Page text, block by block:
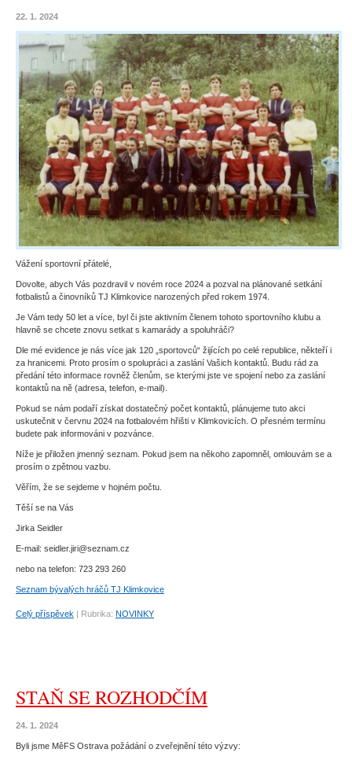
22. 1. 2024
Vážení sportovní přátelé,
Dovolte, abych Vás pozdravil v novém roce 2024 a pozval na plánované setkání
fotbalistů a činovníků TJ Klimkovice narozených před rokem 1974.
Je Vám tedy 50 let a více, byl či jste aktivním členem tohoto sportovního klubu a
hlavně se chcete znovu setkat s kamarády a spoluhráči?
Dle mé evidence je nás více jak 120 „sportovců“ žijících po celé republice, někteří i
za hranicemi. Proto prosím o spolupráci a zaslání Vašich kontaktů. Budu rád za
předání této informace rovněž členům, se kterými jste ve spojení nebo za zaslání
kontaktů na ně (adresa, telefon, e-mail).
Pokud se nám podaří získat dostatečný počet kontaktů, plánujeme tuto akci
uskutečnit v červnu 2024 na fotbalovém hřišti v Klimkovicích. O přesném termínu
budete pak informováni v pozvánce.
Níže je přiložen jmenný seznam. Pokud jsem na někoho zapomněl, omlouvám se a
prosím o zpětnou vazbu.
Věřím, že se sejdeme v hojném počtu.
Těší se na Vás
Jirka Seidler
E-mail: seidler.jiri@seznam.cz
nebo na telefon: 723 293 260
Seznam bývalých hráčů TJ Klimkovice
Celý příspěvek | Rubrika: NOVINKY
STAŇ SE ROZHODČÍM
24. 1. 2024
Byli jsme MěFS Ostrava požádání o zveřejnění této výzvy: